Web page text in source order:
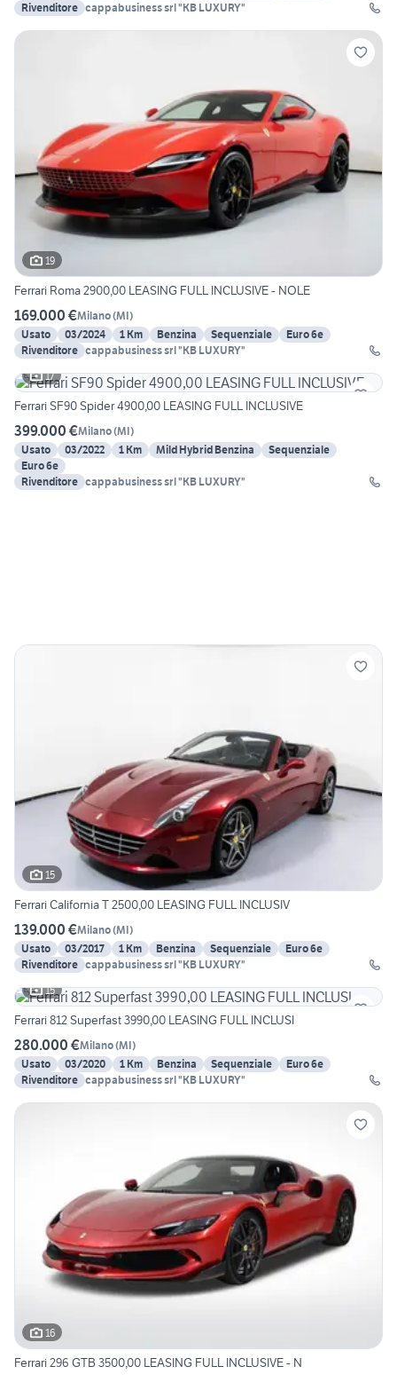
Rivenditore
cappabusiness srl "KB LUXURY"
19
Ferrari Roma 2900,00 LEASING FULL INCLUSIVE - NOLE
169.000 €Milano(MI)
Usato
03/2024 1 Km Benzina Sequenziale
Euro 6e
Rivenditore
cappabusiness srl "KB LUXURY"
17
Ferrari SF90 Spider 4900,00 LEASING FULL INCLUSIVE
399.000 €Milano(MI)
Usato
03/2022 1 Km Mild Hybrid Benzina
Sequenziale
Euro 6e
Rivenditore
cappabusiness srl "KB LUXURY"
15
Ferrari California T 2500,00 LEASING FULL INCLUSIV
139.000 €Milano(MI)
Usato
03/2017 1 Km Benzina Sequenziale
Euro 6e
Rivenditore
cappabusiness srl "KB LUXURY"
15
Ferrari 812 Superfast 3990,00 LEASING FULL INCLUSI
280.000 €Milano(MI)
Usato
03/2020 1 Km Benzina Sequenziale
Euro 6e
Rivenditore
cappabusiness srl "KB LUXURY"
16
Ferrari 296 GTB 3500,00 LEASING FULL INCLUSIVE - N